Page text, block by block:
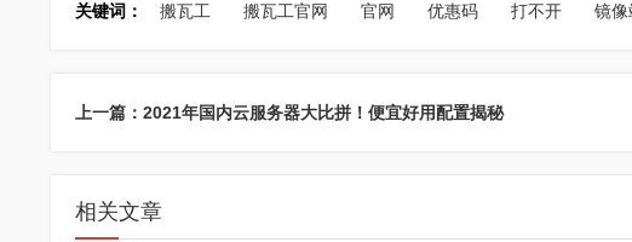
关键词： 搬瓦工 搬瓦工官网 官网 优惠码 打不开 镜像
上一篇：2021年国内云服务器大比拼！便宜好用配置揭秘
相关文章